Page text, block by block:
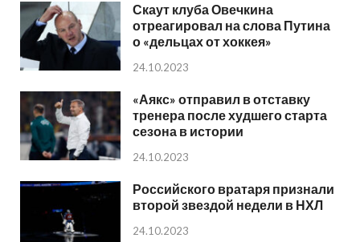
Скаут клуба Овечкина
отреагировал на слова Путина
о «дельцах от хоккея»
24.10.2023
«Аякс» отправил в отставку
тренера после худшего старта
сезона в истории
24.10.2023
Российского вратаря признали
второй звездой недели в НХЛ
24.10.2023